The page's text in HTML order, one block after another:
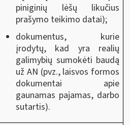
piniginių lėšų likučius
prašymo teikimo datai);
dokumentus, kurie
įrodytų, kad yra realių
galimybių sumokėti baudą
už AN (pvz., laisvos formos
dokumentai apie
gaunamas pajamas, darbo
sutartis).